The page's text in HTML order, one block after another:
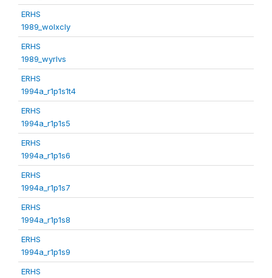
ERHS
1989_wolxcly
ERHS
1989_wyrlvs
ERHS
1994a_r1p1s1t4
ERHS
1994a_r1p1s5
ERHS
1994a_r1p1s6
ERHS
1994a_r1p1s7
ERHS
1994a_r1p1s8
ERHS
1994a_r1p1s9
ERHS